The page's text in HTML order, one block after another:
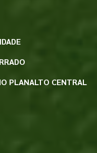
PLANALTO CENTRAL